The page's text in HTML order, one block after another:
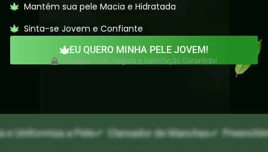
Mantém sua pele Macia e Hidratada
Sinta-se Jovem e Confiante
EU QUERO MINHA PELE JOVEM!
Compra 100% Segura e Satisfação Garantida!
e Uniformiza a Pele Clareador de Manchas